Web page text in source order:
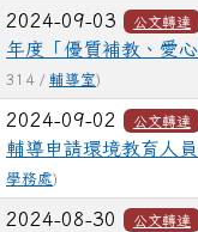
文章列表
2024-09-03 公文轉達
年度「優質補教、愛
314 / 輔導室)
2024-09-02 公文轉達
輔導申請環境教育人
學務處)
2024-08-30 公文轉達